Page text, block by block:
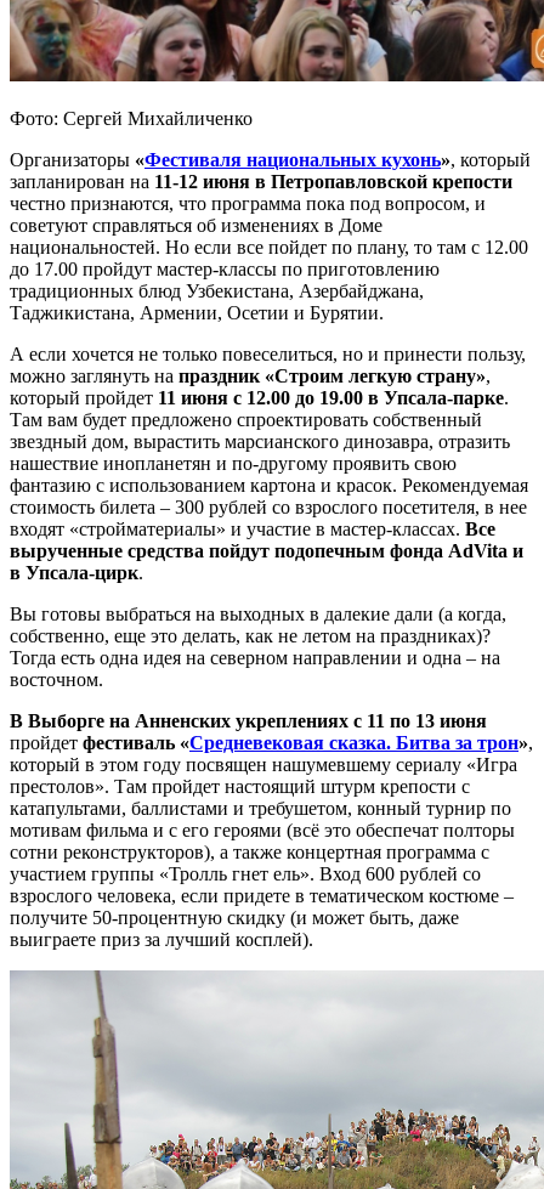
Фото: Сергей Михайличенко
Организаторы «Фестиваля национальных кухонь», который
запланирован на 11-12 июня в Петропавловской крепости
честно признаются, что программа пока под вопросом, и
советуют справляться об изменениях в Доме
национальностей. Но если все пойдет по плану, то там с 12.00
до 17.00 пройдут мастер-классы по приготовлению
традиционных блюд Узбекистана, Азербайджана,
Таджикистана, Армении, Осетии и Бурятии.
А если хочется не только повеселиться, но и принести пользу,
можно заглянуть на праздник «Строим легкую страну»,
который пройдет 11 июня с 12.00 до 19.00 в Упсала-парке.
Там вам будет предложено спроектировать собственный
звездный дом, вырастить марсианского динозавра, отразить
нашествие инопланетян и по-другому проявить свою
фантазию с использованием картона и красок. Рекомендуемая
стоимость билета – 300 рублей со взрослого посетителя, в нее
входят «стройматериалы» и участие в мастер-классах. Все
вырученные средства пойдут подопечным фонда AdVita и
в Упсала-цирк.
Вы готовы выбраться на выходных в далекие дали (а когда,
собственно, еще это делать, как не летом на праздниках)?
Тогда есть одна идея на северном направлении и одна – на
восточном.
В Выборге на Анненских укреплениях с 11 по 13 июня
пройдет фестиваль «Средневековая сказка. Битва за трон»,
который в этом году посвящен нашумевшему сериалу «Игра
престолов». Там пройдет настоящий штурм крепости с
катапультами, баллистами и требушетом, конный турнир по
мотивам фильма и с его героями (всё это обеспечат полторы
сотни реконструкторов), а также концертная программа с
участием группы «Тролль гнет ель». Вход 600 рублей со
взрослого человека, если придете в тематическом костюме –
получите 50-процентную скидку (и может быть, даже
выиграете приз за лучший косплей).